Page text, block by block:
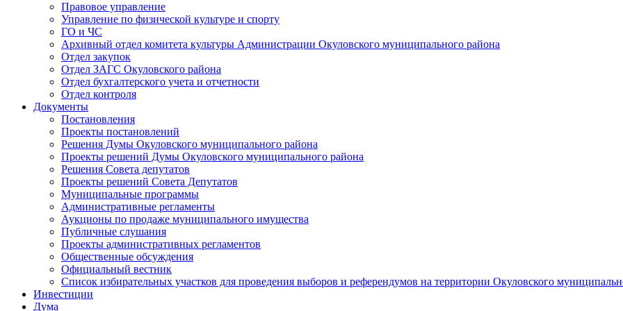
Правовое управление
Управление по физической культуре и спорту
ГО и ЧС
Архивный отдел комитета культуры Администрации Окуловского муниципального района
Отдел закупок
Отдел ЗАГС Окуловского района
Отдел бухгалтерского учета и отчетности
Отдел контроля
Документы
Постановления
Проекты постановлений
Решения Думы Окуловского муниципального района
Проекты решений Думы Окуловского муниципального района
Решения Совета депутатов
Проекты решений Совета Депутатов
Муниципальные программы
Административные регламенты
Аукционы по продаже муниципального имущества
Публичные слушания
Проекты административных регламентов
Общественные обсуждения
Официальный вестник
Список избирательных участков для проведения выборов и референдумов на территории Окуловского
Инвестиции
Дума